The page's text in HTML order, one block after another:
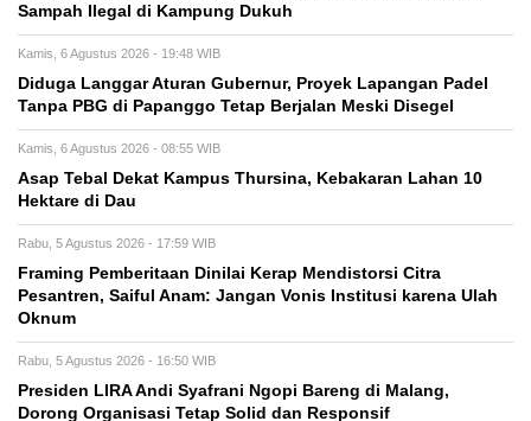
Sampah Ilegal di Kampung Dukuh
Kamis, 6 Agustus 2026 - 19:48 WIB
Diduga Langgar Aturan Gubernur, Proyek Lapangan Padel
Tanpa PBG di Papanggo Tetap Berjalan Meski Disegel
Kamis, 6 Agustus 2026 - 08:55 WIB
Asap Tebal Dekat Kampus Thursina, Kebakaran Lahan 10
Hektare di Dau
Rabu, 5 Agustus 2026 - 17:59 WIB
Framing Pemberitaan Dinilai Kerap Mendistorsi Citra
Pesantren, Saiful Anam: Jangan Vonis Institusi karena Ulah
Oknum
Rabu, 5 Agustus 2026 - 16:50 WIB
Presiden LIRA Andi Syafrani Ngopi Bareng di Malang,
Dorong Organisasi Tetap Solid dan Responsif